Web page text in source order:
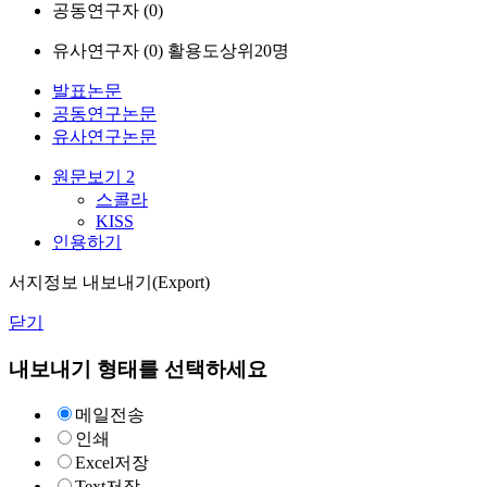
공동연구자 (0)
유사연구자 (0) 활용도상위20명
발표논문
공동연구논문
유사연구논문
원문보기 2
스콜라
KISS
인용하기
서지정보 내보내기(Export)
닫기
내보내기 형태를 선택하세요
메일전송
인쇄
Excel저장